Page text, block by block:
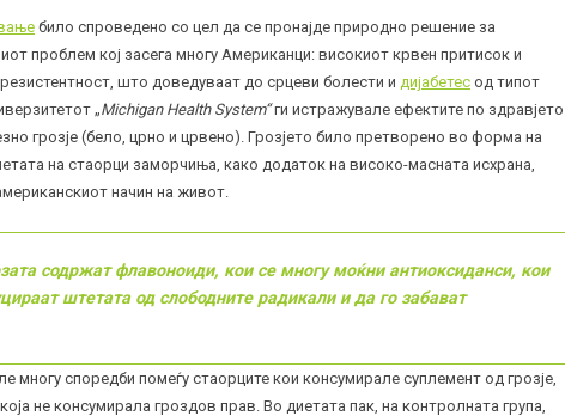
било спроведено со цел да се пронајде природно решение за
проблем кој засега многу Американци: високиот крвен притисок и
што доведуваат до срцеви болести и дијабетес од типот
„Michigan Health System“ги истражувале ефектите по здравјето
грозје (бело, црно и црвено). Грозјето било претворено во форма на
на стаорци заморчиња, како додаток на високо-масната исхрана,
начин на живот.
содржат флавоноиди, кои се многу моќни антиоксиданси, кои
штетата од слободните радикали и да го забават
многу споредби помеѓу стаорците кои консумирале суплемент од грозје,
не консумирала гроздов прав. Во диетата пак, на контролната група,